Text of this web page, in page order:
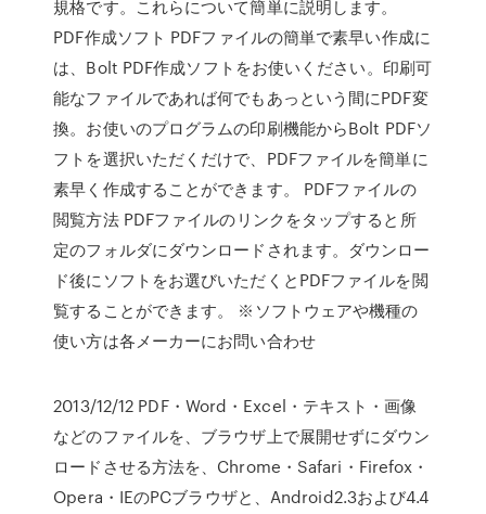
規格です。これらについて簡単に説明します。
PDF作成ソフト PDFファイルの簡単で素早い作成に
は、Bolt PDF作成ソフトをお使いください。印刷可
能なファイルであれば何でもあっという間にPDF変
換。お使いのプログラムの印刷機能からBolt PDFソ
フトを選択いただくだけで、PDFファイルを簡単に
素早く作成することができます。 PDFファイルの
閲覧方法 PDFファイルのリンクをタップすると所
定のフォルダにダウンロードされます。ダウンロー
ド後にソフトをお選びいただくとPDFファイルを閲
覧することができます。 ※ソフトウェアや機種の
使い方は各メーカーにお問い合わせ
2013/12/12 PDF・Word・Excel・テキスト・画像
などのファイルを、ブラウザ上で展開せずにダウン
ロードさせる方法を、Chrome・Safari・Firefox・
Opera・IEのPCブラウザと、Android2.3および4.4